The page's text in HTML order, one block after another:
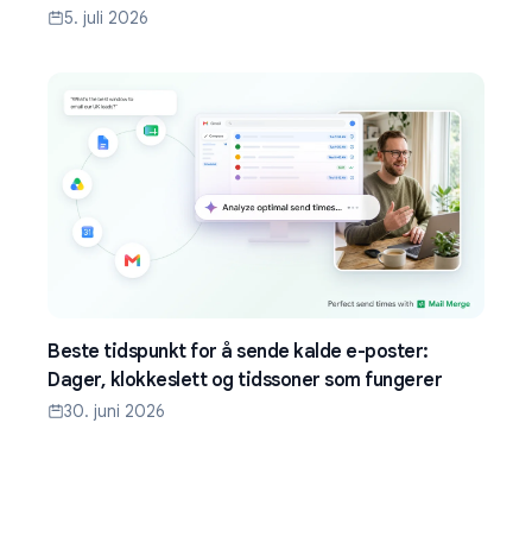
5. juli 2026
Beste tidspunkt for å sende kalde e-poster:
Dager, klokkeslett og tidssoner som fungerer
30. juni 2026